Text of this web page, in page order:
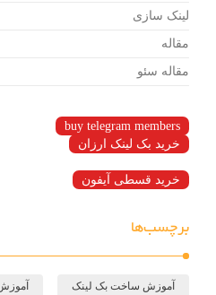
لینک سازی
مقاله
مقاله سئو
buy telegram members
خرید بک لینک ارزان
خرید قسطی آیفون
برچسب‌ها
آموزش ساخت بک لینک